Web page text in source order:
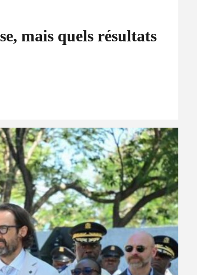
mais quels résultats